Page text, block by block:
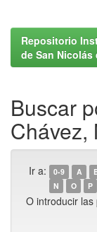
Repositorio
de San Nicolás
Buscar
Chávez,
Ir a: 0-9 A
N
O P
O introducir